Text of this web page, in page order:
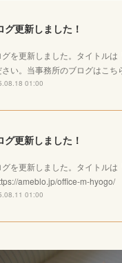
グ更新しました！
を更新しました。タイトル
さい。当事務所のブログはこ
01:00
グ更新しました！
グを更新しました。タイトル
ameblo.jp/office-m-hyogo/
01:00